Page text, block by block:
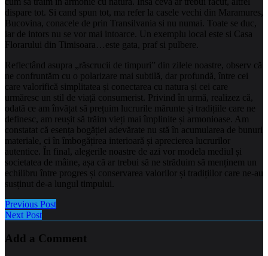
dispare tot. Si cand spun tot, ma refer la casele vechi din Maramures,
Bucovina, conacele de prin Transilvania si nu numai. Toate se duc,
iar de intors nu se vor mai intoarce. Un exemplu local este si Casa
Florarului din Timisoara…este gata, praf si pulbere.
Reflectând asupra „răscrucii de timpuri” din zilele noastre, observ că
ne confruntăm cu o polarizare mai subtilă, dar profundă, între cei
care valorifică simplitatea și conectarea cu natura și cei care
urmăresc un stil de viață consumerist. Privind în urmă, realizez că,
odată ce am învățat să prețuim lucrurile mărunte și tradițiile care ne
definesc, am reușit să trăim vieți mai împlinite și armonioase. Am
constatat că esența bogăției adevărate nu stă în acumularea de bunuri
materiale, ci în îmbogățirea interioară și aprecierea lucrurilor
autentice. În final, alegerile noastre de azi vor modela mediul și
societatea de mâine, așa că ar trebui să ne străduim să menținem un
echilibru între progres și conservarea valorilor și tradițiilor care ne-au
susținut de-a lungul timpului.
Previous Post
Next Post
Add a Comment